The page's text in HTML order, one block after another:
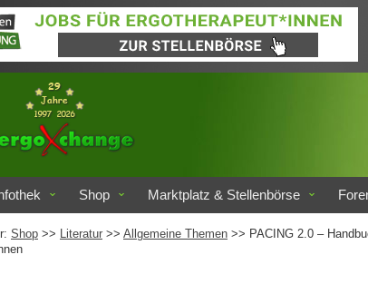
Shop Marktplatz & Stellenbörse
Shop >> Literatur >> Allgemeine Themen >> PACING 2.0 –